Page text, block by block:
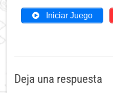
Iniciar Juego
Deja una respuesta